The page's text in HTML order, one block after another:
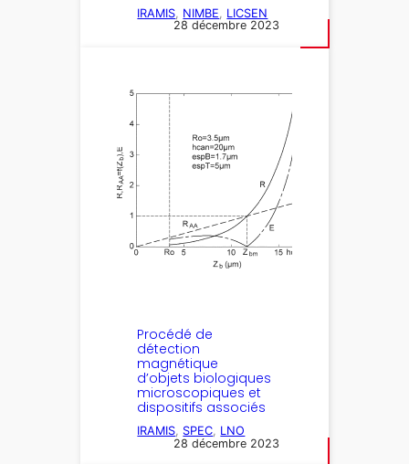
IRAMIS NIMBE
LICSEN
28 décembre 2023
Procédé de
détection
magnétique
d’objets biologiques
microscopiques et
dispositifs associés
IRAMIS SPEC LNO
28 décembre 2023